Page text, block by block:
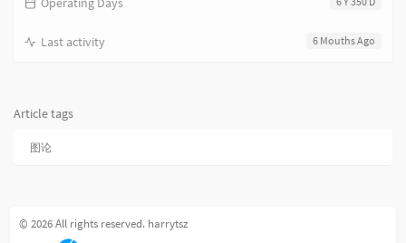
6 Mouths Ago
Last activity
Article tags
图论
© 2026 All rights reserved. harrytsz